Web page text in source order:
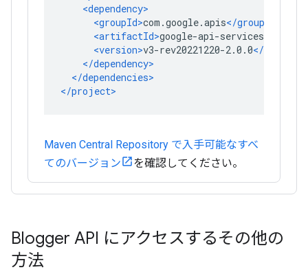
Maven Central Repository で入手可能なすべ
てのバージョン
を確認してください。
Blogger API にアクセスするその他の
方法